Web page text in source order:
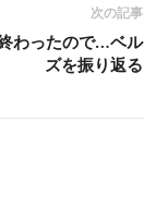
次の記事
わったので…ベル
ズを振り返る